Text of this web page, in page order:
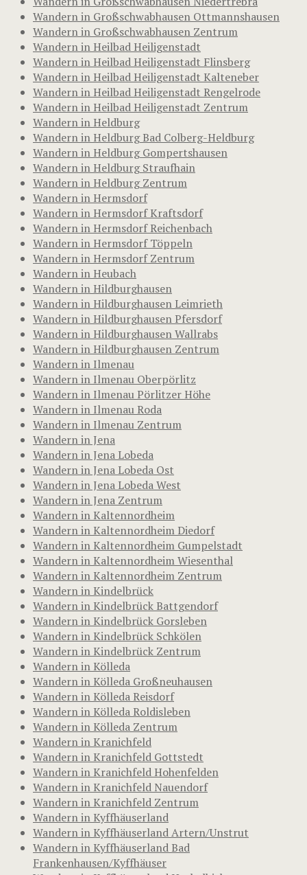
Wandern in Großschwabhausen Ottmannshausen
Wandern in Großschwabhausen Zentrum
Wandern in Heilbad Heiligenstadt
Wandern in Heilbad Heiligenstadt Flinsberg
Wandern in Heilbad Heiligenstadt Kalteneber
Wandern in Heilbad Heiligenstadt Rengelrode
Wandern in Heilbad Heiligenstadt Zentrum
Wandern in Heldburg
Wandern in Heldburg Bad Colberg-Heldburg
Wandern in Heldburg Gompertshausen
Wandern in Heldburg Straufhain
Wandern in Heldburg Zentrum
Wandern in Hermsdorf
Wandern in Hermsdorf Kraftsdorf
Wandern in Hermsdorf Reichenbach
Wandern in Hermsdorf Töppeln
Wandern in Hermsdorf Zentrum
Wandern in Heubach
Wandern in Hildburghausen
Wandern in Hildburghausen Leimrieth
Wandern in Hildburghausen Pfersdorf
Wandern in Hildburghausen Wallrabs
Wandern in Hildburghausen Zentrum
Wandern in Ilmenau
Wandern in Ilmenau Oberpörlitz
Wandern in Ilmenau Pörlitzer Höhe
Wandern in Ilmenau Roda
Wandern in Ilmenau Zentrum
Wandern in Jena
Wandern in Jena Lobeda
Wandern in Jena Lobeda Ost
Wandern in Jena Lobeda West
Wandern in Jena Zentrum
Wandern in Kaltennordheim
Wandern in Kaltennordheim Diedorf
Wandern in Kaltennordheim Gumpelstadt
Wandern in Kaltennordheim Wiesenthal
Wandern in Kaltennordheim Zentrum
Wandern in Kindelbrück
Wandern in Kindelbrück Battgendorf
Wandern in Kindelbrück Gorsleben
Wandern in Kindelbrück Schkölen
Wandern in Kindelbrück Zentrum
Wandern in Kölleda
Wandern in Kölleda Großneuhausen
Wandern in Kölleda Reisdorf
Wandern in Kölleda Roldisleben
Wandern in Kölleda Zentrum
Wandern in Kranichfeld
Wandern in Kranichfeld Gottstedt
Wandern in Kranichfeld Hohenfelden
Wandern in Kranichfeld Nauendorf
Wandern in Kranichfeld Zentrum
Wandern in Kyffhäuserland
Wandern in Kyffhäuserland Artern/Unstrut
Wandern in Kyffhäuserland Bad
Frankenhausen/Kyffhäuser